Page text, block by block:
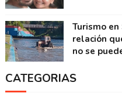
Turismo
relación
no se
CATEGORIAS